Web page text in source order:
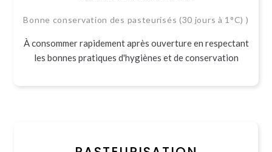
Bonne conservation des pasteurisés (30 jours à 1°C) )
À consommer rapidement après ouverture en respectant
les bonnes pratiques d'hygiènes et de conservation